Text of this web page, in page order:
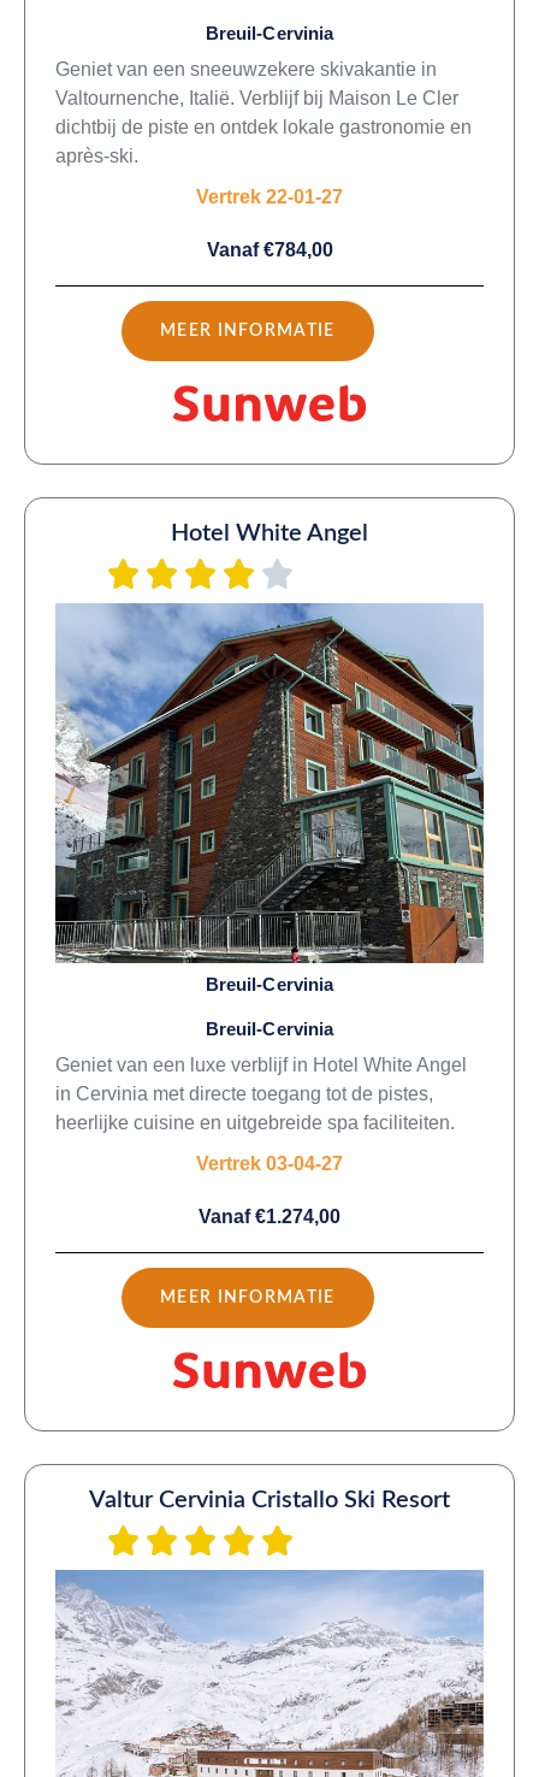
Breuil-Cervinia
Geniet van een sneeuwzekere skivakantie in
Valtournenche, Italië. Verblijf bij Maison Le Cler
dichtbij de piste en ontdek lokale gastronomie en
après-ski.
Vertrek 22-01-27
Vanaf €784,00
MEER INFORMATIE
Hotel White Angel
Breuil-Cervinia
Breuil-Cervinia
Geniet van een luxe verblijf in Hotel White Angel
in Cervinia met directe toegang tot de pistes,
heerlijke cuisine en uitgebreide spa faciliteiten.
Vertrek 03-04-27
Vanaf €1.274,00
MEER INFORMATIE
Valtur Cervinia Cristallo Ski Resort